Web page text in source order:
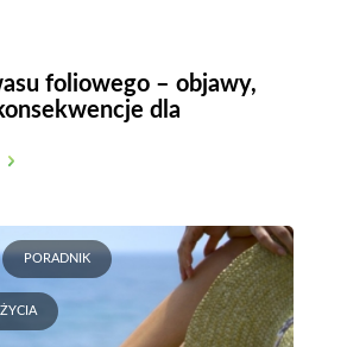
foliowego – objawy,
dla
PORADNIK